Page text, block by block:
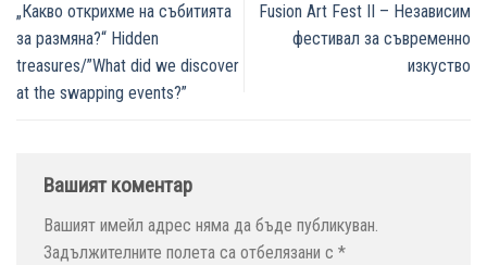
„Какво открихме на събитията
за размяна?“ Hidden
treasures/”What did we discover
at the swapping events?”
Fusion Art Fest II – Независим
фестивал за съвременно
изкуство
Вашият коментар
Вашият имейл адрес няма да бъде публикуван.
Задължителните полета са отбелязани с *